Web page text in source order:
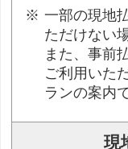
一部の現地
ただけない
また、事前
ご利用いた
ランの案内
現